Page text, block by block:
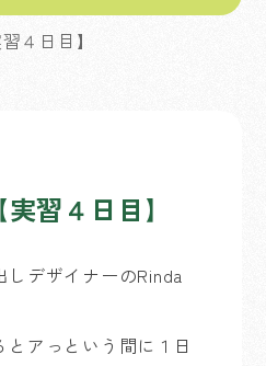
４日目】
習４日目】
しデザイナーのRinda
アっという間に１日